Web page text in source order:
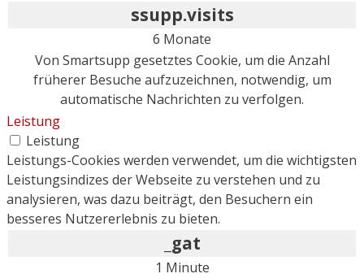
ssupp.visits
6 Monate
Von Smartsupp gesetztes Cookie, um die Anzahl
früherer Besuche aufzuzeichnen, notwendig, um
automatische Nachrichten zu verfolgen.
Leistung
Leistung
Leistungs-Cookies werden verwendet, um die wichtigsten
Leistungsindizes der Webseite zu verstehen und zu
analysieren, was dazu beiträgt, den Besuchern ein
besseres Nutzererlebnis zu bieten.
_gat
1 Minute